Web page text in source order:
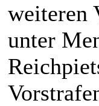
weiteren
unter